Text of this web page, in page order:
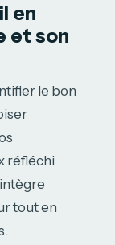
en
et son
le bon
réfléchi
tout en